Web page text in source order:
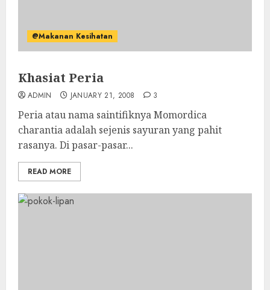
@Makanan Kesihatan
Khasiat Peria
ADMIN JANUARY 21, 2008 3
Peria atau nama saintifiknya Momordica
charantia adalah sejenis sayuran yang pahit
rasanya. Di pasar-pasar...
READ MORE